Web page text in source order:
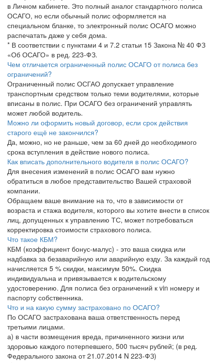
в Личном кабинете. Это полный аналог стандартного полиса
ОСАГО, но если обычный полис оформляется на
специальном бланке, то электронный полис ОСАГО можно
распечатать даже у себя дома.
* В соответствии с пунктами 4 и 7.2 статьи 15 Закона № 40 ФЗ
«Об ОСАГО» в ред. 223-ФЗ.
Чем отличается ограниченный полис ОСАГО от полиса без
ограничений?
Ограниченный полис ОСГАО допускает управление
транспортным средством только теми водителями, которые
вписаны в полис. При ОСАГО без ограничений управлять
может любой водитель.
Можно ли оформить новый договор, если срок действия
старого ещё не закончился?
Да, можно, но не раньше, чем за 60 дней до необходимого
срока вступления в действие нового полиса.
Как вписать дополнительного водителя в полис ОСАГО?
Для внесения изменений в полис ОСАГО вам нужно
обратиться в любое представительство Вашей страховой
компании.
Обращаем ваше внимание на то, что в зависимости от
возраста и стажа водителя, которого вы хотите внести в список
лиц, допущенных к управлению ТС, может потребоваться
корректировка стоимости страхового полиса.
Что такое КБМ?
КБМ (коэффициент бонус-малус) - это ваша скидка или
надбавка за безаварийную или аварийную езду. За каждый год
начисляется 5 % скидки, максимум 50%. Скидка
индивидуальна и привязывается к водительскому
удостоверению. Для полиса без ограничений к vin номеру и
паспорту собственника.
Что и на какую сумму застраховано по ОСАГО?
По ОСАГО застрахована ваша ответственность перед
третьими лицами.
а) в части возмещения вреда, причиненного жизни или
здоровью каждого потерпевшего, 500 тысяч рублей; (в ред.
Федерального закона от 21.07.2014 N 223-ФЗ)